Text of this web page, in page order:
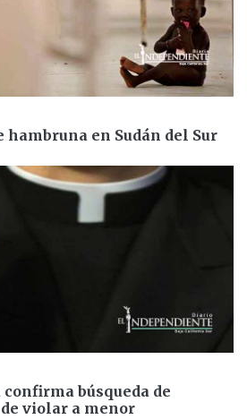
hambruna en Sudán del Sur
búsqueda de
de violar a menor